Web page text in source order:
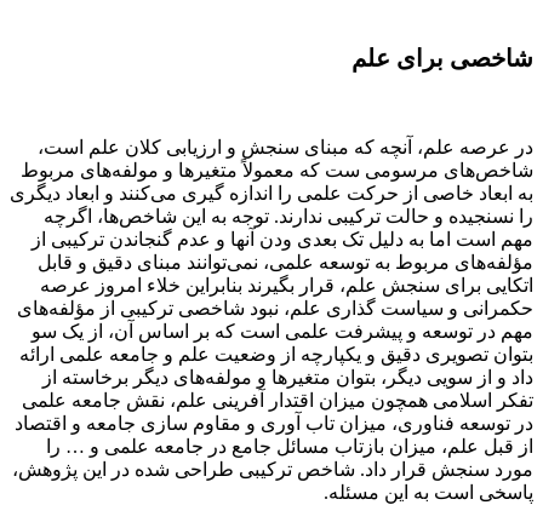
شاخصی برای علم
در عرصه علم، آنچه که مبنای سنجش و ارزیابی کلان علم است،
شاخص‌های مرسومی ست که معمولاً متغیرها و مولفه‌های مربوط
به ابعاد خاصی از حرکت علمی را اندازه گیری می‌کنند و ابعاد دیگری
را نسنجیده و حالت ترکیبی ندارند. توجه به این شاخص‌ها، اگرچه
مهم است اما به دلیل تک بعدی ودن آنها و عدم گنجاندن ترکیبی از
مؤلفه‌های مربوط به توسعه علمی، نمی‌توانند مبنای دقیق و قابل
اتکایی برای سنجش علم، قرار بگیرند بنابراین خلاء امروز عرصه
حکمرانی و سیاست گذاری علم، نبود شاخصی ترکیبی از مؤلفه‌های
مهم در توسعه و پیشرفت علمی است که بر اساس آن، از یک سو
بتوان تصویری دقیق و یکپارچه از وضعیت علم و جامعه علمی ارائه
داد و از سویی دیگر، بتوان متغیرها و مولفه‌های دیگر برخاسته از
تفکر اسلامی همچون میزان اقتدار آفرینی علم، نقش جامعه علمی
در توسعه فناوری، میزان تاب آوری و مقاوم سازی جامعه و اقتصاد
از قبل علم، میزان بازتاب مسائل جامع در جامعه علمی و … را
مورد سنجش قرار داد. شاخص ترکیبی طراحی شده در این پژوهش،
پاسخی است به این مسئله.